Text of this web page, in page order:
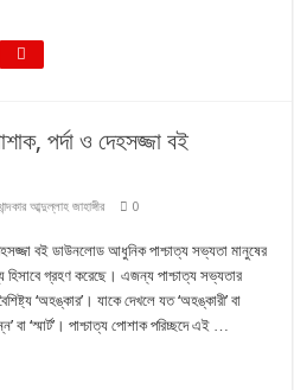
পর্দা ও দেহসজ্জা বই
আব্দুল্লাহ জাহাঙ্গীর 0
বই ডাউনলোড আধুনিক পাশ্চাত্য সভ্যতা মানুষের
হিসাবে গ্রহণ করেছে। এজন্য পাশ্চাত্য সভ্যতার
‘অহঙ্কার’। যাকে দেখলে যত ‘অহঙ্কারী’ বা
বা ‘স্মার্ট’। পাশ্চাত্য পোশাক পরিচ্ছদে এই …